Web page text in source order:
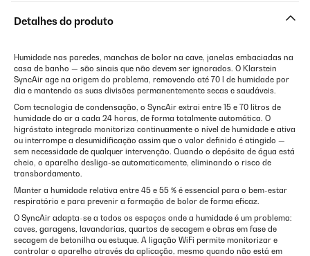
Detalhes do produto
Humidade nas paredes, manchas de bolor na cave, janelas embaciadas na
casa de banho — são sinais que não devem ser ignorados. O Klarstein
SyncAir age na origem do problema, removendo até 70 l de humidade por
dia e mantendo as suas divisões permanentemente secas e saudáveis.
Com tecnologia de condensação, o SyncAir extrai entre 15 e 70 litros de
humidade do ar a cada 24 horas, de forma totalmente automática. O
higróstato integrado monitoriza continuamente o nível de humidade e ativa
ou interrompe a desumidificação assim que o valor definido é atingido —
sem necessidade de qualquer intervenção. Quando o depósito de água está
cheio, o aparelho desliga-se automaticamente, eliminando o risco de
transbordamento.
Manter a humidade relativa entre 45 e 55 % é essencial para o bem-estar
respiratório e para prevenir a formação de bolor de forma eficaz.
O SyncAir adapta-se a todos os espaços onde a humidade é um problema:
caves, garagens, lavandarias, quartos de secagem e obras em fase de
secagem de betonilha ou estuque. A ligação WiFi permite monitorizar e
controlar o aparelho através da aplicação, mesmo quando não está em